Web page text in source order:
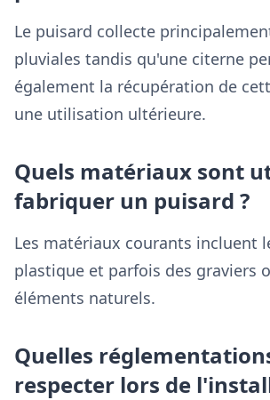
Le puisard collecte
pluviales tandis qu'une citerne
également la récupération de
une utilisation ultérieure.
Quels matériaux sont
fabriquer un puisard ?
Les matériaux courants incluent
plastique et parfois des graviers
éléments naturels.
Quelles
respecter lors de